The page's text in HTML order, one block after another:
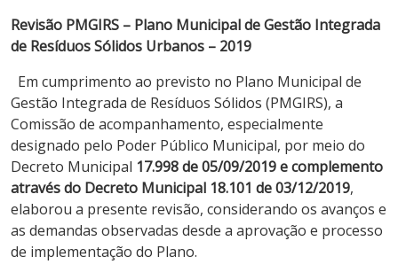
Revisão PMGIRS – Plano Municipalde Gestão Integrada
de Resíduos Sólidos Urbanos – 2019
Em cumprimento ao previsto no Plano Municipal de
Gestão Integrada de Resíduos Sólidos (PMGIRS), a
Comissão de acompanhamento, especialmente
designado pelo Poder Público Municipal, por meio do
Decreto Municipal 17.998 de 05/09/2019 e complemento
através do Decreto Municipal 18.101 de 03/12/2019,
elaborou a presente revisão, considerando os avanços e
as demandas observadas desde a aprovação e processo
de implementação do Plano.